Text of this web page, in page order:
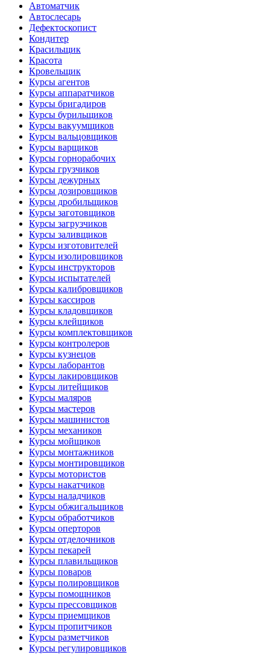
Автоматчик
Автослесарь
Дефектоскопист
Кондитер
Красильщик
Красота
Кровельщик
Курсы агентов
Курсы аппаратчиков
Курсы бригадиров
Курсы бурильщиков
Курсы вакуумщиков
Курсы вальцовщиков
Курсы варщиков
Курсы горнорабочих
Курсы грузчиков
Курсы дежурных
Курсы дозировщиков
Курсы дробильщиков
Курсы заготовщиков
Курсы загрузчиков
Курсы заливщиков
Курсы изготовителей
Курсы изолировщиков
Курсы инструкторов
Курсы испытателей
Курсы калибровщиков
Курсы кассиров
Курсы кладовщиков
Курсы клейщиков
Курсы комплектовщиков
Курсы контролеров
Курсы кузнецов
Курсы лаборантов
Курсы лакировщиков
Курсы литейщиков
Курсы маляров
Курсы мастеров
Курсы машинистов
Курсы механиков
Курсы мойщиков
Курсы монтажников
Курсы монтировщиков
Курсы мотористов
Курсы накатчиков
Курсы наладчиков
Курсы обжигальщиков
Курсы обработчиков
Курсы оперторов
Курсы отделочников
Курсы пекарей
Курсы плавильщиков
Курсы поваров
Курсы полировщиков
Курсы помощников
Курсы прессовщиков
Курсы приемщиков
Курсы пропитчиков
Курсы разметчиков
Курсы регулировщиков